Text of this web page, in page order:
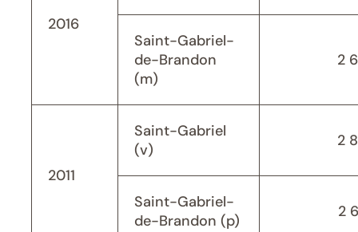
2016
Saint-Gabriel-
de-Brandon
(m)
2
2011
Saint-Gabriel
(v)
2
Saint-Gabriel-
de-Brandon (p)
2